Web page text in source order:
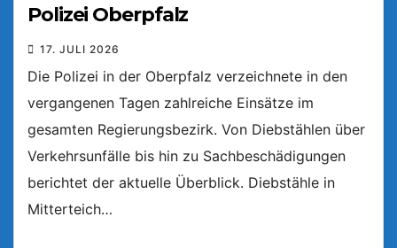
Polizei Oberpfalz
17. JULI 2026
Die Polizei in der Oberpfalz verzeichnete in den
vergangenen Tagen zahlreiche Einsätze im
gesamten Regierungsbezirk. Von Diebstählen über
Verkehrsunfälle bis hin zu Sachbeschädigungen
berichtet der aktuelle Überblick. Diebstähle in
Mitterteich…